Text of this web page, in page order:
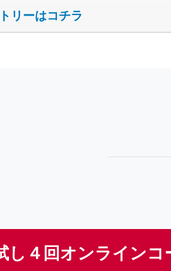
リーはコチラ
し４回オンラインコ